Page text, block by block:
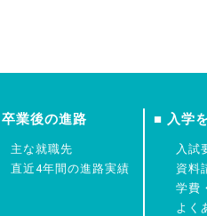
業後の進路
主な就職先
直近4年間の進路実績
■ 入学
入試
資料
学費
よく